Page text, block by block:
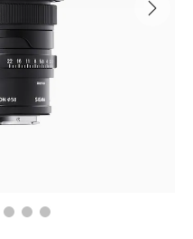
NiSi UV L395 SMC
Pris 459 kr
459 kr
I lager